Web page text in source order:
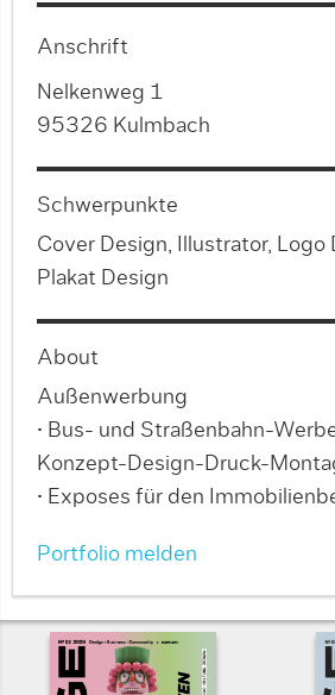
Anschrift
Nelkenweg 1
95326 Kulmbach
Schwerpunkte
Cover Design, Illustrator, Logo
Plakat Design
About
Außenwerbung
• Bus- und Straßenbahn-
Konzept-Design-Druck-
• Exposes für den
Portfolio melden